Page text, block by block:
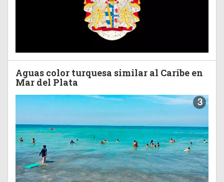
Aguas color turquesa similar al Caribe en
Mar del Plata
3